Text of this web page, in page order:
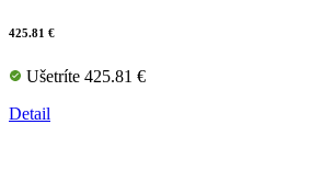
425.81 €
Ušetríte 425.81 €
Detail